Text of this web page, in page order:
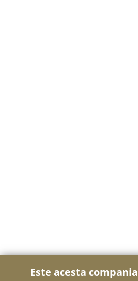
Este acesta compania